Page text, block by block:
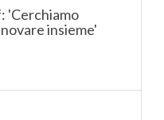
'Cerchiamo
insieme'